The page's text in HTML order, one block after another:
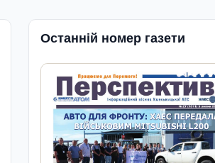
Останній номер газети